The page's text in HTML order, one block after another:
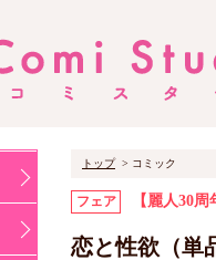
トップ コミック
フェア 【麗人30周
恋と性欲（単